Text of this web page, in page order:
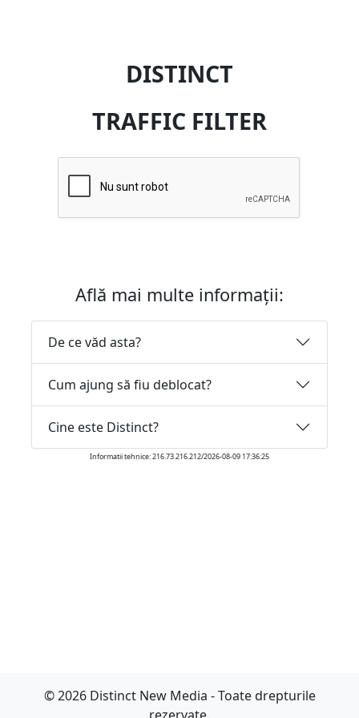
DISTINCT
TRAFFIC FILTER
Află mai multe informații:
De ce văd asta?
Cum ajung să fiu deblocat?
Cine este Distinct?
Informatii tehnice: 216.73.216.212/2026-08-09 17:36:25
© 2026 Distinct New Media - Toate drepturile